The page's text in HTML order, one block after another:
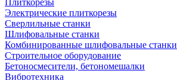
Плиткорезы
Электрические плиткорезы
Сверлильные станки
Шлифовальные станки
Комбинированные шлифовальные станки
Строительное оборудование
Бетоносмесители, бетономешалки
Вибротехника